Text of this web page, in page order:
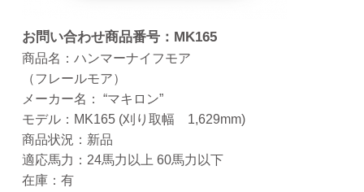
お問い合わせ商品番号：MK165
商品名：ハンマーナイフモア
（フレールモア）
メーカー名： “マキロン”
モデル：MK165 (刈り取幅 1,629mm)
商品状況：新品
適応馬力：24馬力以上 60馬力以下
在庫：有